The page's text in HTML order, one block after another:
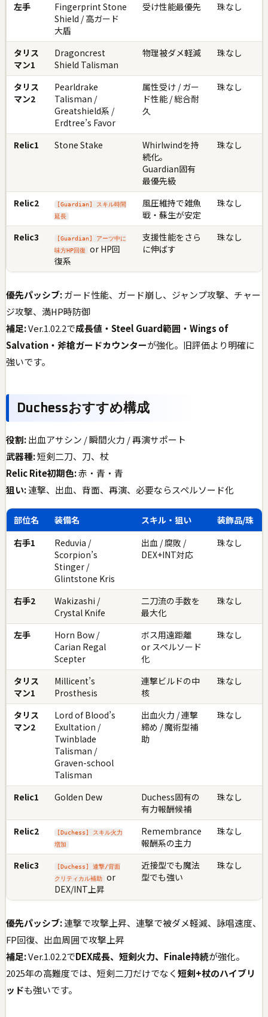
左手
Fingerprint Stone
Shield / 高ガード
大盾
受け性能最優先 珠なし
タリス
マン1
Dragoncrest
Shield Talisman
物理被ダメ軽減 珠なし
タリス
マン2
Pearldrake
Talisman /
Greatshield系 /
Erdtree’s Favor
属性受け / ガー
ド性能 / 総合耐
久
珠なし
Relic1 Stone Stake
Whirlwindを持
続化。
Guardian固有
最優先級
珠なし
Relic2
[Guardian] スキル時間
延長
風圧維持で雑魚
戦・蘇生が安定
珠なし
Relic3
[Guardian] アーツ中に
味方HP回復
or HP回
復系
支援性能をさら
に伸ばす
珠なし
優先パッシブ:ガード性能、ガード崩し、ジャンプ攻撃、チャー
ジ攻撃、満HP時防御
補足:Ver.1.02.2で成長値・Steel Guard範囲・Wings of
Salvation・斧槍ガードカウンターが強化。旧評価より明確に
強いです。
Duchessおすすめ構成
役割:出血アサシン / 瞬間火力 / 再演サポート
武器種:短剣二刀、刀、杖
Relic Rite初期色:赤・青・青
狙い:連撃、出血、背面、再演、必要ならスペルソード化
部位名 装備名 スキル・狙い
装飾品/珠
右手1
Reduvia /
Scorpion’s
Stinger /
Glintstone Kris
出血 / 腐敗 /
DEX+INT対応
珠なし
右手2
Wakizashi /
Crystal Knife
二刀流の手数を
最大化
珠なし
左手
Horn Bow /
Carian Regal
Scepter
ボス用遠距離
or スペルソード
化
珠なし
タリス
マン1
Millicent’s
Prosthesis
連撃ビルドの中
核
珠なし
タリス
マン2
Lord of Blood’s
Exultation /
Twinblade
Talisman /
Graven-school
Talisman
出血火力 / 連撃
締め / 魔術型補
助
珠なし
Relic1 Golden Dew
Duchess固有の
有力報酬候補
珠なし
Relic2
[Duchess] スキル火力
増加
Remembrance
報酬系の主力
珠なし
Relic3
[Duchess] 連撃/背面
クリティカル補助
or
DEX/INT上昇
近接型でも魔法
型でも強い
珠なし
優先パッシブ:連撃で攻撃上昇、連撃で被ダメ軽減、詠唱速度、
FP回復、出血周囲で攻撃上昇
補足:Ver.1.02.2でDEX成長、短剣火力、Finale持続が強化。
2025年の高難度では、短剣二刀だけでなく短剣+杖のハイブリ
ッドも強いです。